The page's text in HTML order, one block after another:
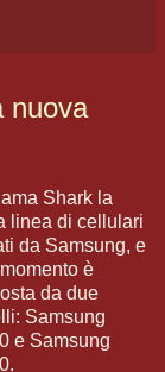
nuova
Shark la
linea di cellulari
da Samsung, e
è
da due
Samsung
e Samsung